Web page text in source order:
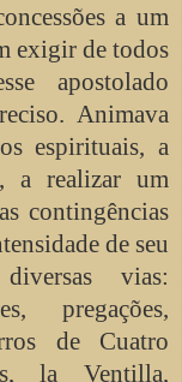
a um
exigir de todos
apostolado
Animava
espirituais, a
a realizar um
contingências
de seu
vias:
pregações,
de Cuatro
la Ventilla,